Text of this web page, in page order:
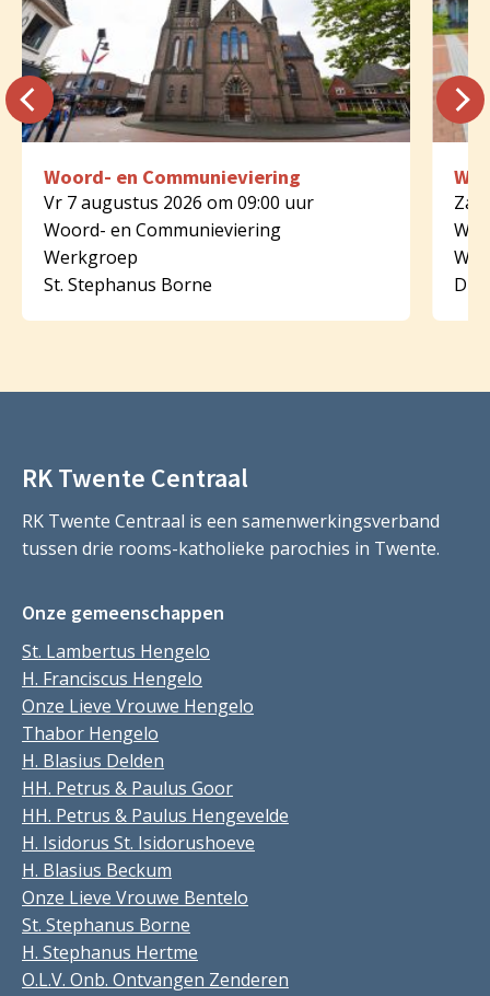
Woord- en Communieviering
Vr 7 augustus 2026 om 09:00 uur
Woord- en Communieviering
Werkgroep
St. Stephanus Borne
Za
RK Twente Centraal
RK Twente Centraal is een samenwerkingsverband
tussen drie rooms-katholieke parochies in Twente.
Onze gemeenschappen
St. Lambertus Hengelo
H. Franciscus Hengelo
Onze Lieve Vrouwe Hengelo
Thabor Hengelo
H. Blasius Delden
HH. Petrus & Paulus Goor
HH. Petrus & Paulus Hengevelde
H. Isidorus St. Isidorushoeve
H. Blasius Beckum
Onze Lieve Vrouwe Bentelo
St. Stephanus Borne
H. Stephanus Hertme
O.L.V. Onb. Ontvangen Zenderen